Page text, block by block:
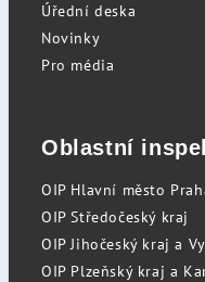
Úřední deska
Novinky
Pro média
Oblastní
OIP Hlavní město
OIP Středočeský kraj
OIP Jihočeský kraj a
OIP Plzeňský kraj a